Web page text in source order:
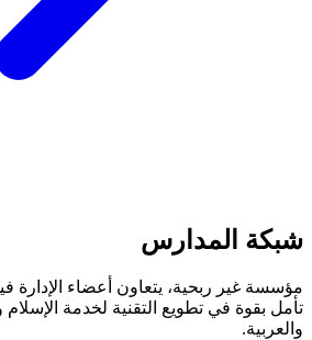
شبكة المدارس
مؤسسة غير ربحية، يتعاون أعضاء الإدارة
تأمل بقوة في تطويع التقنية لخدمة
والعربية.